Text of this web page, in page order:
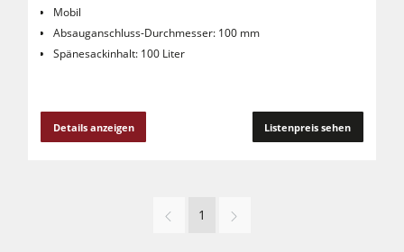
Mobil
Absauganschluss-Durchmesser: 100 mm
Spänesackinhalt: 100 Liter
Details anzeigen Listenpreis sehen
1